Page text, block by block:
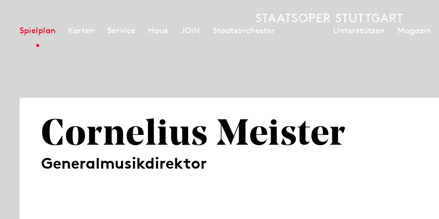
Spielplan Karten Service Haus JOiN Staatsorchester Unterstützen Magazin
Cornelius Meister
Generalmusikdirektor